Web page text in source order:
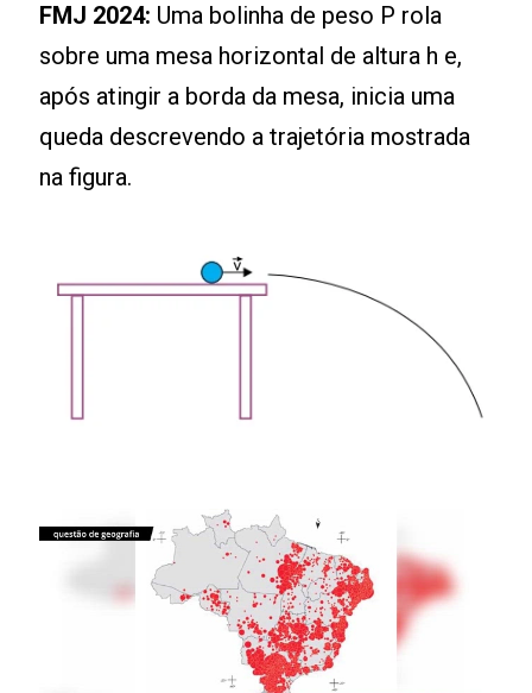
FMJ 2024: Uma bolinha de peso P rola
sobre uma mesa horizontal de altura h e,
após atingir a borda da mesa, inicia uma
queda descrevendo a trajetória mostrada
na figura.